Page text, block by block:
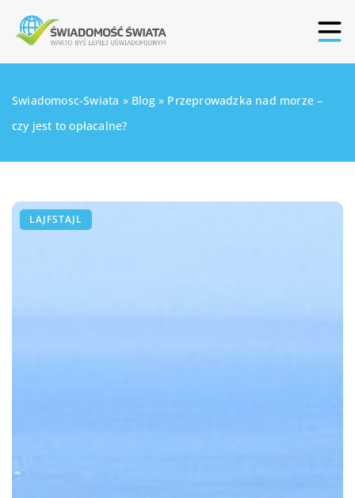
Swiadomosc-Swiata » Blog» Przeprowadzka nad morze –
czy jest to opłacalne?
LAJFSTAJL